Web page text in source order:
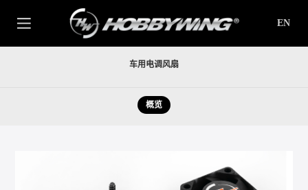
EN
车用电调风扇
概览